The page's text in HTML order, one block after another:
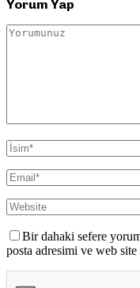
Yorum Yap
Bir dahaki sefere
posta adresimi ve web site